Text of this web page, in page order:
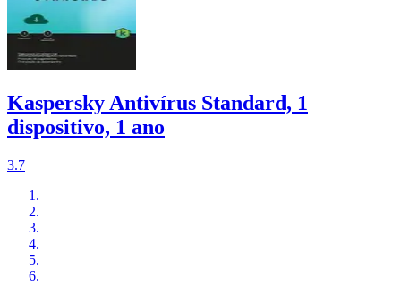
Kaspersky Antivírus Standard, 1
dispositivo, 1 ano
3.7